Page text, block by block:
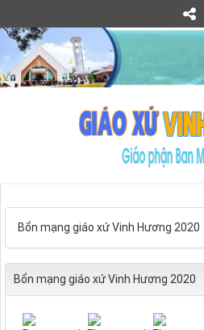
Bổn mạng giáo xứ Vinh Hương 2020
Bổn mạng giáo xứ Vinh Hương 2020